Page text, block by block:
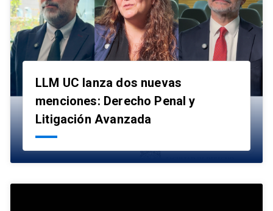
LLM UC lanza dos nuevas
menciones: Derecho Penal y
Litigación Avanzada